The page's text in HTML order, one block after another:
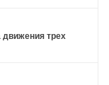
движения трех